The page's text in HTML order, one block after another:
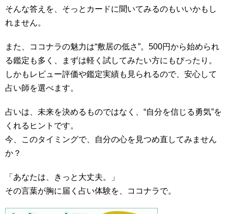
そんな答えを、そっとカードに聞いてみるのもいいかもし
れません。
また、ココナラの魅力は“敷居の低さ”。500円から始められ
る鑑定も多く、まずは軽く試してみたい方にもぴったり。
しかもレビュー評価や鑑定実績も見られるので、安心して
占い師を選べます。
占いは、未来を決めるものではなく、“自分を信じる勇気”を
くれるヒントです。
今、このタイミングで、自分の心を見つめ直してみません
か？
「あなたは、きっと大丈夫。」
その言葉が胸に届く占い体験を、ココナラで。